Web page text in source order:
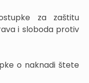
za zaštitu
i sloboda protiv
o naknadi štete